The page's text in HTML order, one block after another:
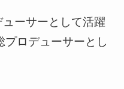
ーサーとして活躍
ロデューサーとし